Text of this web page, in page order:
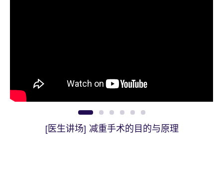
[医生讲场] 减重手术的目的与原理
[医生讲场] 减重手术如何进行？
1 2 3 4 5 6